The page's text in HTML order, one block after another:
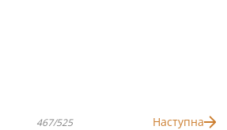
467/525 Наступна